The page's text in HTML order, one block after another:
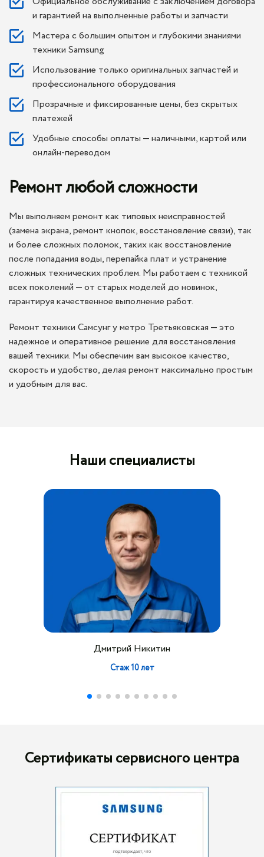
и гарантией на выполненные работы и запчасти
Мастера с большим опытом и глубокими знаниями
техники Samsung
Использование только оригинальных запчастей и
профессионального оборудования
Прозрачные и фиксированные цены, без скрытых
платежей
Удобные способы оплаты — наличными, картой или
онлайн-переводом
Ремонт любой сложности
Мы выполняем ремонт как типовых неисправностей
(замена экрана, ремонт кнопок, восстановление связи), так
и более сложных поломок, таких как восстановление
после попадания воды, перепайка плат и устранение
сложных технических проблем. Мы работаем с техникой
всех поколений — от старых моделей до новинок,
гарантируя качественное выполнение работ.
Ремонт техники Самсунг у метро Третьяковская — это
надежное и оперативное решение для восстановления
вашей техники. Мы обеспечим вам высокое качество,
скорость и удобство, делая ремонт максимально простым
и удобным для вас.
Наши специалисты
Дмитрий Никитин
Стаж 10 лет
Сертификаты сервисного центра